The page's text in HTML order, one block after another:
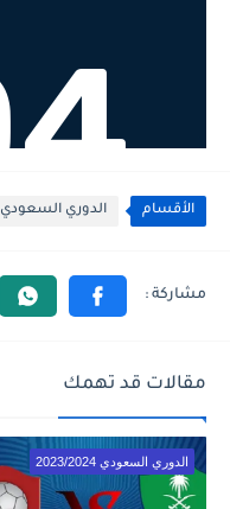
الأقسام الدوري السعودي 2023/2024
مقالات قد تهمك
الدوري السعودي 2023/2024